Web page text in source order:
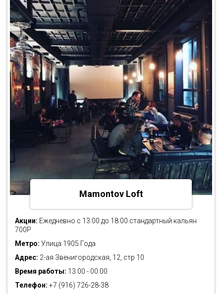
Mamontov Loft
Акции: Ежедневно с 13:00 до 18:00 стандартный кальян
700Р
Метро: Улица 1905 Года
Адрес: 2-ая Звенигородская, 12, стр 10
Время работы: 13:00 - 00:00
Телефон: +7 (916) 726-28-38